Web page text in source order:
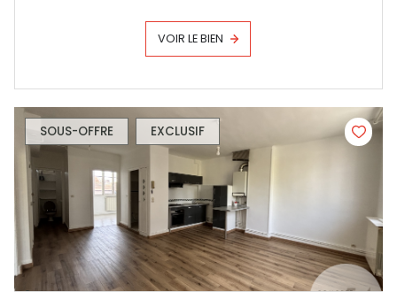
VOIR LE BIEN
SOUS-OFFRE EXCLUSIF